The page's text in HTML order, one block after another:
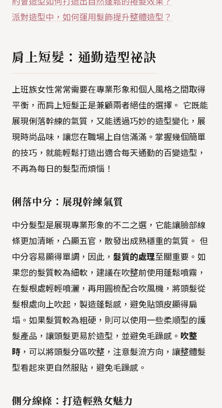
派對造型中，如何運用髮飾提升整體造型？
肩上短髮：通勤造型祕訣
上班族女性常常需要在專業形象和個人風格之間取得
平衡，而肩上短髮正是兼顧兩者絕佳的選擇。 它既能
展現俐落幹練的氣質，又能透過巧妙的造型變化，展
現時尚品味，讓您在職場上自信滿滿。掌握幾個簡單
的技巧，就能輕鬆打造出適合每天通勤的百變造型，
不再為每日的髮型而煩惱！
俐落中分：展現幹練氣質
中分髮型是展現專業形象的不二之選，它能讓臉部線
條更加清晰，凸顯五官，散發出成熟穩重的氣質。 但
中分容易顯得單調，因此， 髮質的處理至關重要。如
果您的髮質較為細軟，建議在吹整前使用蓬鬆噴霧，
在髮根處輕輕噴灑，再用圓梳配合吹風機，將頭髮從
髮根處向上吹起，製造蓬鬆感，避免貼頭皮顯得扁
塌。如果髮質較為粗硬，則可以使用一些柔順型的護
髮產品，讓頭髮更易於造型，並避免毛躁感。 吹整
時 ，可以將頭髮分區吹整，注意髮流方向，讓整體髮
型看起來更自然服貼，避免毛躁感。
側分線條：打造輕熟女魅力